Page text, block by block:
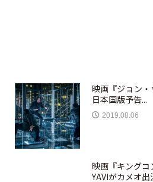
映画『ジョン
日本国版予告...
2019.08.06
映画『キング
YAVIがカメオ出